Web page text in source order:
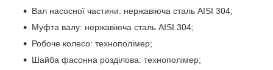
Вал насосної частини: нержавіюча сталь AISI 304;
Муфта валу: нержавіюча сталь AISI 304;
Робоче колесо: технополімер;
Шайба фасонна розділова: технополімер;